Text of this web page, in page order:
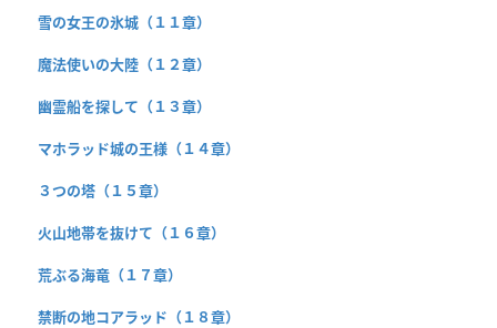
雪の女王の氷城（１１章）
魔法使いの大陸（１２章）
幽霊船を探して（１３章）
マホラッド城の王様（１４章）
３つの塔（１５章）
火山地帯を抜けて（１６章）
荒ぶる海竜（１７章）
禁断の地コアラッド（１８章）